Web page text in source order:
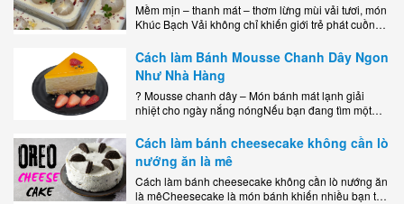
Mềm mịn – thanh mát – thơm lừng mùi vải tươi, món
Khúc Bạch Vải không chỉ khiến giới trẻ phát cuồng
Cách làm Bánh Mousse Chanh Dây Ngon
Như Nhà Hàng
? Mousse chanh dây – Món bánh mát lạnh giải
nhiệt cho ngày nắng nóngNếu bạn đang tìm một
dễ..
Cách làm bánh cheesecake không cần lò
nướng ăn là mê
Cách làm bánh cheesecake không cần lò nướng ăn
là mêCheesecake là món bánh khiến nhiều bạn trẻ